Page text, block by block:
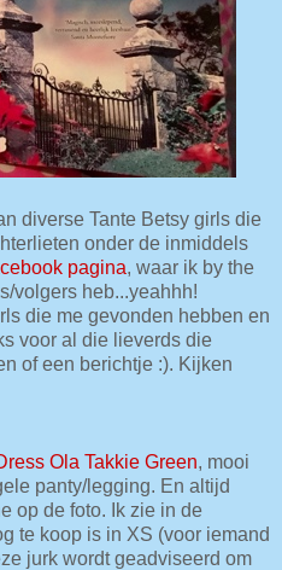
diverse Tante Betsy girls die
onder de inmiddels
pagina, waar ik by the
volgers heb...yeahhh!
die me gevonden hebben en
voor al die lieverds die
of een berichtje :). Kijken
Ola Takkie Green, mooi
panty/legging. En altijd
op de foto. Ik zie in de
te koop is in XS (voor iemand
jurk wordt geadviseerd om